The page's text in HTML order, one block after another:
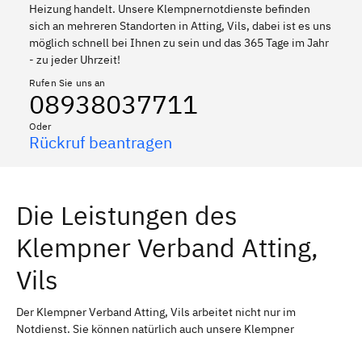
Heizung handelt. Unsere Klempnernotdienste befinden
sich an mehreren Standorten in Atting, Vils, dabei ist es uns
möglich schnell bei Ihnen zu sein und das 365 Tage im Jahr
- zu jeder Uhrzeit!
Rufen Sie uns an
08938037711
Oder
Rückruf beantragen
Die Leistungen des
Klempner Verband Atting,
Vils
Der Klempner Verband Atting, Vils arbeitet nicht nur im
Notdienst. Sie können natürlich auch unsere Klempner